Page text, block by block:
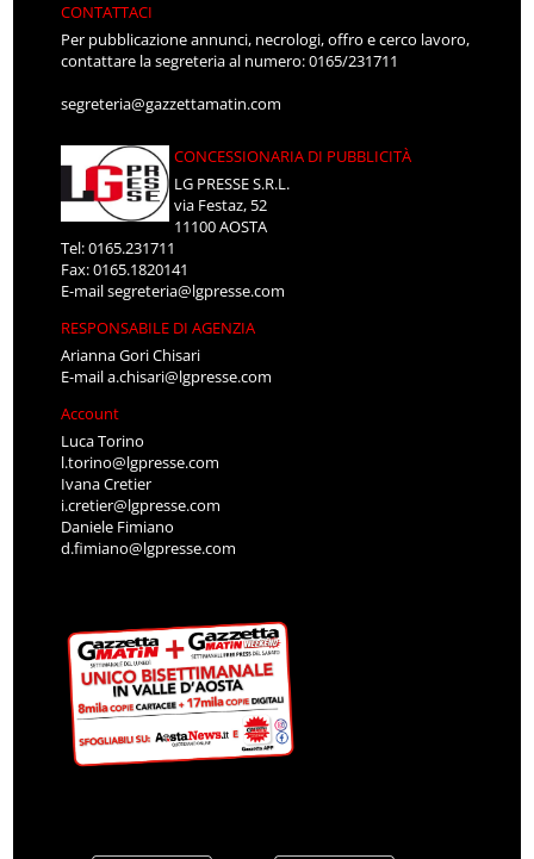
CONTATTACI
Per pubblicazione annunci, necrologi, offro e cerco lavoro,
contattare la segreteria al numero: 0165/231711
segreteria@gazzettamatin.com
CONCESSIONARIA DI PUBBLICITÀ
LG PRESSE S.R.L.
via Festaz, 52
11100 AOSTA
Tel: 0165.231711
Fax: 0165.1820141
E-mailsegreteria@lgpresse.com
RESPONSABILE DI AGENZIA
Arianna Gori Chisari
E-maila.chisari@lgpresse.com
Account
Luca Torino
l.torino@lgpresse.com
Ivana Cretier
i.cretier@lgpresse.com
Daniele Fimiano
d.fimiano@lgpresse.com